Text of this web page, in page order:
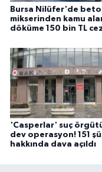
Bursa Nilüfer'de
mikserinden kamu
döküme 150 bin TL
'Casperlar' suç
dev operasyon! 151
hakkında dava açıldı